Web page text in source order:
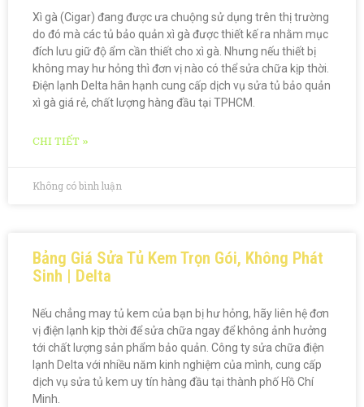
Xì gà (Cigar) đang được ưa chuộng sử dụng trên thị trường
do đó mà các tủ bảo quản xì gà được thiết kế ra nhằm mục
đích lưu giữ độ ẩm cần thiết cho xì gà. Nhưng nếu thiết bị
không may hư hỏng thì đơn vị nào có thể sửa chữa kịp thời.
Điện lạnh Delta hân hạnh cung cấp dịch vụ sửa tủ bảo quản
xì gà giá rẻ, chất lượng hàng đầu tại TPHCM.
CHI TIẾT »
Không có bình luận
Bảng Giá Sửa Tủ Kem Trọn Gói, Không Phát
Sinh | Delta
Nếu chẳng may tủ kem của bạn bị hư hỏng, hãy liên hệ đơn
vị điện lạnh kịp thời để sửa chữa ngay để không ảnh hưởng
tới chất lượng sản phẩm bảo quản. Công ty sửa chữa điện
lạnh Delta với nhiều năm kinh nghiệm của mình, cung cấp
dịch vụ sửa tủ kem uy tín hàng đầu tại thành phố Hồ Chí
Minh.